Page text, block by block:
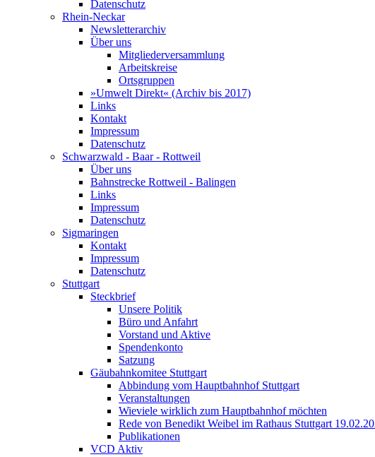
Datenschutz
Rhein-Neckar
Newsletterarchiv
Über uns
Mitgliederversammlung
Arbeitskreise
Ortsgruppen
»Umwelt Direkt« (Archiv bis 2017)
Links
Kontakt
Impressum
Datenschutz
Schwarzwald - Baar - Rottweil
Über uns
Bahnstrecke Rottweil - Balingen
Links
Impressum
Datenschutz
Sigmaringen
Kontakt
Impressum
Datenschutz
Stuttgart
Steckbrief
Unsere Politik
Büro und Anfahrt
Vorstand und Aktive
Spendenkonto
Satzung
Gäubahnkomitee Stuttgart
Abbindung vom Hauptbahnhof Stuttgart
Veranstaltungen
Wieviele wirklich zum Hauptbahnhof möchten
Rede von Benedikt Weibel im Rathaus Stuttgart
Publikationen
VCD Aktiv